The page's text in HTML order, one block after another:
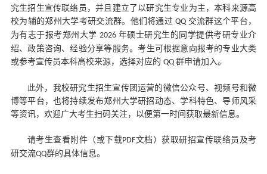
究生招生宣传联络员 ，并且建立了以研究生专业为主，本科来源高
校为辅的郑州大学考研交流群。他们将通过QQ 交流群这个平台 ，
为有志于报考郑州大学 2026 年硕士研究生的同学提供考研专业介
绍、 政策咨询、经验分享等服务。考生可根据意向报考的专业大类
或参考宣传员本科高校来源，选择对应的 QQ 群申请加入。
此外，我校研究生招生宣传团运营的微信公众号、视频号和微
博等平台，也将持续发布郑州大学研招动态、学科特色、导师风采
等资讯，欢迎广大考生扫码关注，以便第一时间获取最新信息。
请考生查看附件（或 下载PDF文档）获取研招宣传联络员及考
研交流QQ群的具体信息。